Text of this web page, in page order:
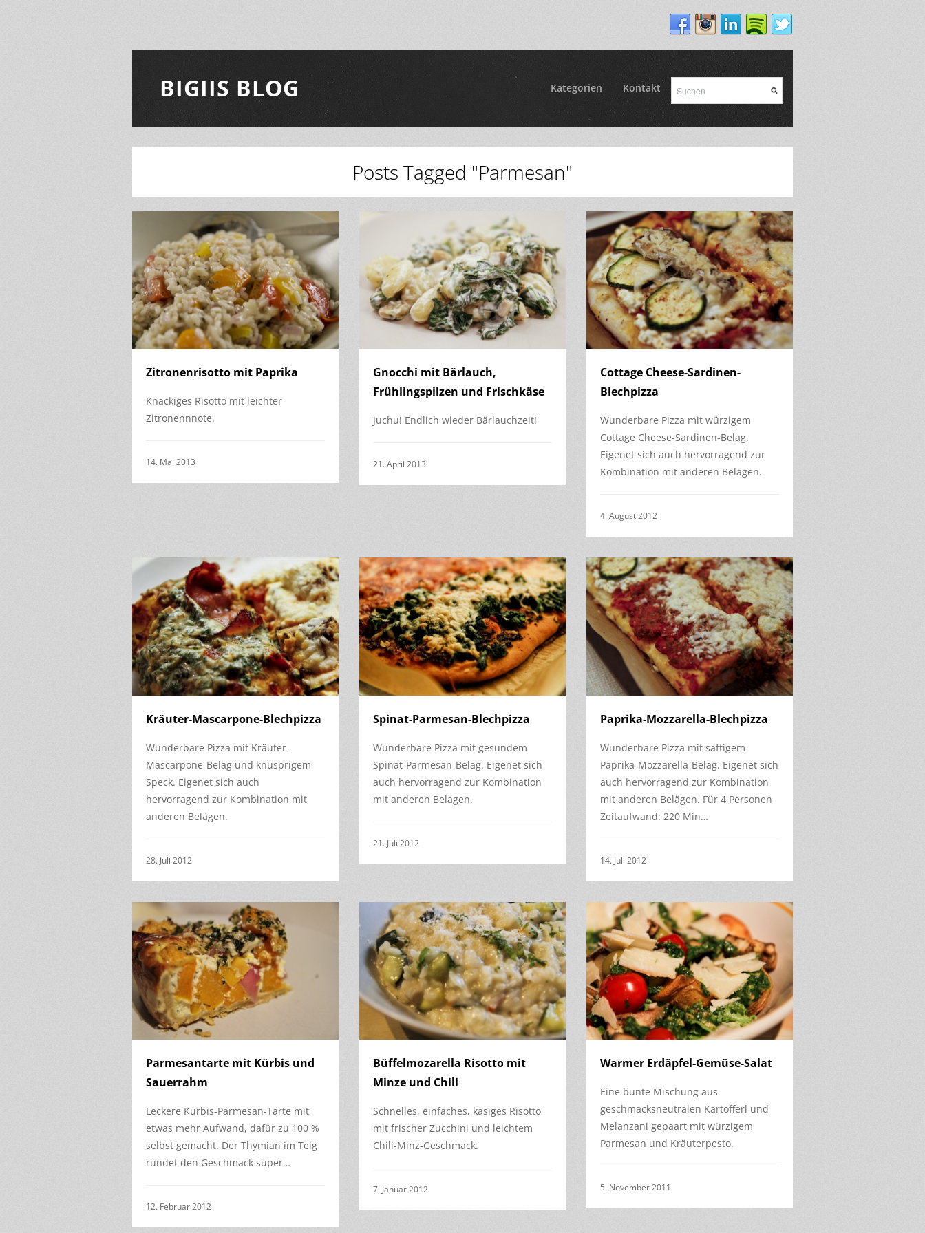
BIGIIS BLOG Kategorien Kontakt
Posts Tagged "Parmesan"
Zitronenrisotto mit Paprika
Knackiges Risotto mit leichter
Zitronennnote.
14. Mai 2013
Gnocchi mit Bärlauch,
Frühlingspilzen und Frischkäse
Juchu! Endlich wieder Bärlauchzeit!
21. April 2013
Cottage Cheese-Sardinen-
Blechpizza
Wunderbare Pizza mit würzigem
Cottage Cheese-Sardinen-Belag.
Eigenet sich auch hervorragend zur
Kombination mit anderen Belägen.
4. August 2012
Kräuter-Mascarpone-Blechpizza
Wunderbare Pizza mit Kräuter-
Mascarpone-Belag und knusprigem
Speck. Eigenet sich auch
hervorragend zur Kombination mit
anderen Belägen.
28. Juli 2012
Spinat-Parmesan-Blechpizza
Wunderbare Pizza mit gesundem
Spinat-Parmesan-Belag. Eigenet sich
auch hervorragend zur Kombination
mit anderen Belägen.
21. Juli 2012
Paprika-Mozzarella-Blechpizza
Wunderbare Pizza mit saftigem
Paprika-Mozzarella-Belag. Eigenet sich
auch hervorragend zur Kombination
mit anderen Belägen. Für 4 Personen
Zeitaufwand: 220 Min…
14. Juli 2012
Parmesantarte mit Kürbis und
Sauerrahm
Leckere Kürbis-Parmesan-Tarte mit
etwas mehr Aufwand, dafür zu 100 %
selbst gemacht. Der Thymian im Teig
rundet den Geschmack super…
12. Februar 2012
Büffelmozarella Risotto mit
Minze und Chili
Schnelles, einfaches, käsiges Risotto
mit frischer Zucchini und leichtem
Chili-Minz-Geschmack.
7. Januar 2012
Warmer Erdäpfel-Gemüse-Salat
Eine bunte Mischung aus
geschmacksneutralen Kartofferl und
Melanzani gepaart mit würzigem
Parmesan und Kräuterpesto.
5. November 2011